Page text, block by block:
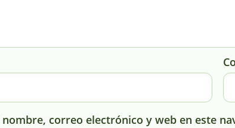
correo electrónico y web en este